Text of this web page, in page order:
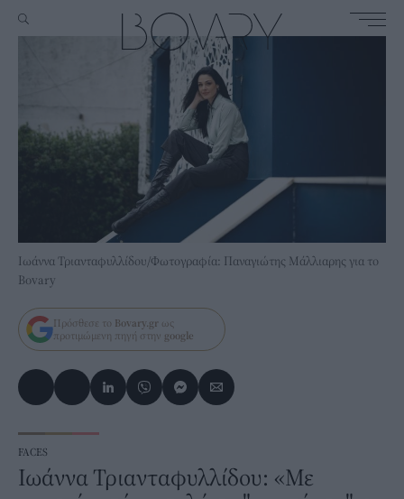
Iωάννα Τριανταφυλλίδου/Φωτογραφία: Παναγιώτης Μάλλιαρης για το
Bovary
Πρόσθεσε το Bovary.gr ως
προτιμώμενη πηγή στην google
FACES
Ιωάννα Τριανταφυλλίδου: «Με